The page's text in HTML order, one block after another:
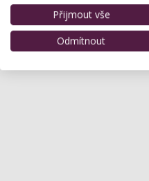
Přijmout vše
Odmítnout